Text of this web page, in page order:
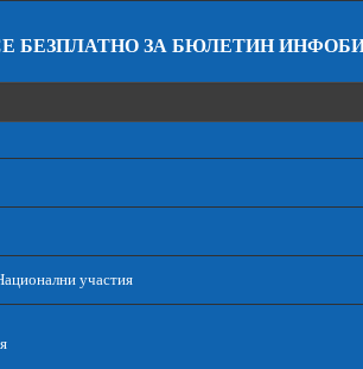
БЕЗПЛАТНО ЗА БЮЛЕТИН
участия